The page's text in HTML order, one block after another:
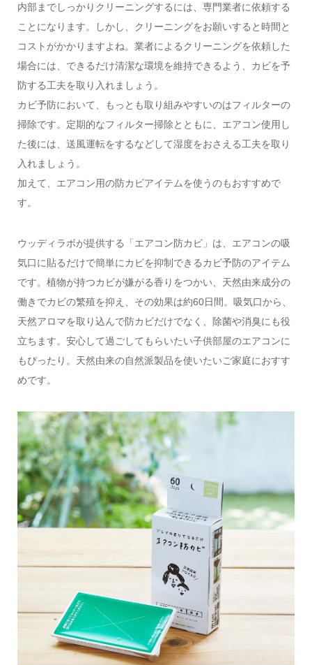
内部までしっかりクリーニングするには、専門業者に依頼する
ことになります。しかし、クリーニングをお願いすると時間と
コストがかかりますよね。業者によるクリーニングを依頼した
場合には、できるだけ清潔な環境を維持できるよう、カビを予
防する工夫を取り入れましょう。
カビ予防において、もっとも取り組みやすいのはフィルターの
掃除です。定期的なフィルター掃除とともに、エアコン使用し
た後には、送風運転をするなどして湿度をおさえる工夫を取り
入れましょう。
加えて、エアコン用の防カビアイテムを使うのもおすすめで
す。
ウッディラボが提供する「エアコン防カビ」は、エアコンの吸
気口に貼るだけで簡単にカビを抑制できるカビ予防のアイテム
です。植物が持つカビが嫌がる香りをつかい、天然由来成分の
働きでカビの繁殖を抑え、その効果は約60日間。吸気口から、
天然アロマを取り込んで防カビだけでなく、除菌や消臭にも役
立ちます。安心して過ごしてもらいたい子供部屋のエアコンに
もぴったり。天然由来の自然派製品を使いたいご家庭におすす
めです。